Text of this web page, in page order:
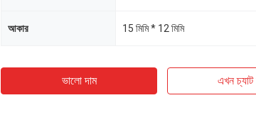
আকার 15 মিমি * 12 মিমি
ভালো দাম এখন